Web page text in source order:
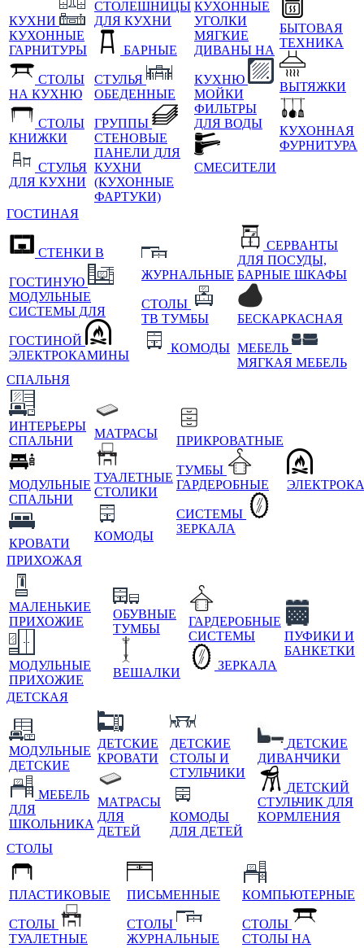
КУХНИ
КУХОННЫЕ
ГАРНИТУРЫ
СТОЛЫ
НА КУХНЮ
СТОЛЫ
КНИЖКИ
СТУЛЬЯ
ДЛЯ КУХНИ
СТОЛЕШНИЦЫ
ДЛЯ КУХНИ
БАРНЫЕ
СТУЛЬЯ
ОБЕДЕННЫЕ
ГРУППЫ
СТЕНОВЫЕ
ПАНЕЛИ ДЛЯ
КУХНИ
(КУХОННЫЕ
ФАРТУКИ)
КУХОННЫЕ
УГОЛКИ
МЯГКИЕ
ДИВАНЫ НА
КУХНЮ
МОЙКИ
ФИЛЬТРЫ
ДЛЯ ВОДЫ
СМЕСИТЕЛИ
БЫТОВАЯ
ТЕХНИКА
ВЫТЯЖКИ
КУХОННАЯ
ФУРНИТУРА
ГОСТИНАЯ
СТЕНКИ В
ГОСТИНУЮ
МОДУЛЬНЫЕ
СИСТЕМЫ ДЛЯ
ГОСТИНОЙ
ЭЛЕКТРОКАМИНЫ
ЖУРНАЛЬНЫЕ
СТОЛЫ
ТВ ТУМБЫ
КОМОДЫ
СЕРВАНТЫ
ДЛЯ ПОСУДЫ,
БАРНЫЕ ШКАФЫ
БЕСКАРКАСНАЯ
МЕБЕЛЬ
МЯГКАЯ МЕБЕЛЬ
СПАЛЬНЯ
ИНТЕРЬЕРЫ
СПАЛЬНИ
МОДУЛЬНЫЕ
СПАЛЬНИ
КРОВАТИ
МАТРАСЫ
ТУАЛЕТНЫЕ
СТОЛИКИ
КОМОДЫ
ПРИКРОВАТНЫЕ
ТУМБЫ
ГАРДЕРОБНЫЕ
СИСТЕМЫ
ЗЕРКАЛА
ПРИХОЖАЯ
МАЛЕНЬКИЕ
ПРИХОЖИЕ
МОДУЛЬНЫЕ
ПРИХОЖИЕ
ОБУВНЫЕ
ТУМБЫ
ВЕШАЛКИ
ГАРДЕРОБНЫЕ
СИСТЕМЫ
ЗЕРКАЛА
ПУФИКИ И
БАНКЕТКИ
ДЕТСКАЯ
МОДУЛЬНЫЕ
ДЕТСКИЕ
МЕБЕЛЬ
ДЛЯ
ШКОЛЬНИКА
ДЕТСКИЕ
КРОВАТИ
МАТРАСЫ
ДЛЯ
ДЕТЕЙ
ДЕТСКИЕ
СТОЛЫ И
СТУЛЬЧИКИ
КОМОДЫ
ДЛЯ ДЕТЕЙ
ДЕТСКИЕ
ДИВАНЧИКИ
ДЕТСКИЙ
СТУЛЬЧИК ДЛЯ
КОРМЛЕНИЯ
СТОЛЫ
ПЛАСТИКОВЫЕ
СТОЛЫ
ТУАЛЕТНЫЕ
ПИСЬМЕННЫЕ
СТОЛЫ
ЖУРНАЛЬНЫЕ
КОМПЬЮТЕРНЫЕ
СТОЛЫ
СТОЛЫ НА